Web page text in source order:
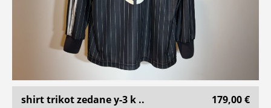
shirt trikot zedane y-3 k .. 179,00 €